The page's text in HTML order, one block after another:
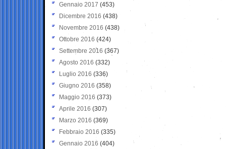
Gennaio 2017 (453)
Dicembre 2016 (438)
Novembre 2016 (438)
Ottobre 2016 (424)
Settembre 2016 (367)
Agosto 2016 (332)
Luglio 2016 (336)
Giugno 2016 (358)
Maggio 2016 (373)
Aprile 2016 (307)
Marzo 2016 (369)
Febbraio 2016 (335)
Gennaio 2016 (404)